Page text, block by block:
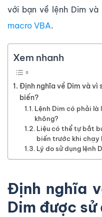
với bạn về lệnh Dim
macro VBA.
Xem nhanh
Định nghĩa về Dim và vì
biến?
Lệnh Dim có phải là
không?
Liệu có thể tự bắt
biến trước khi chạy
Lý do sử dụng lệnh
Định nghĩa
Dim được